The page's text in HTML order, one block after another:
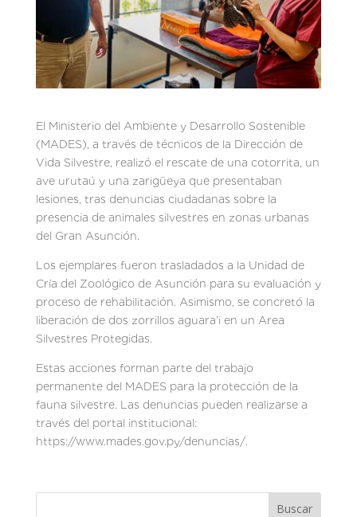
El Ministerio del Ambiente y Desarrollo Sostenible
(MADES), a través de técnicos de la Dirección de
Vida Silvestre, realizó el rescate de una cotorrita, un
ave urutaú y una zarigüeya que presentaban
lesiones, tras denuncias ciudadanas sobre la
presencia de animales silvestres en zonas urbanas
del Gran Asunción.
Los ejemplares fueron trasladados a la Unidad de
Cría del Zoológico de Asunción para su evaluación y
proceso de rehabilitación. Asimismo, se concretó la
liberación de dos zorrillos aguara’i en un Area
Silvestres Protegidas.
Estas acciones forman parte del trabajo
permanente del MADES para la protección de la
fauna silvestre. Las denuncias pueden realizarse a
través del portal institucional:
https://www.mades.gov.py/denuncias/.
Buscar